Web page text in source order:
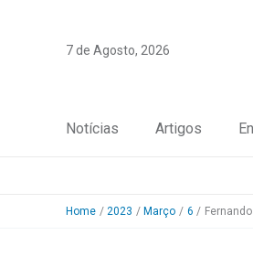
7 de Agosto, 2026
Notícias Artigos
Home 2023 Março 6